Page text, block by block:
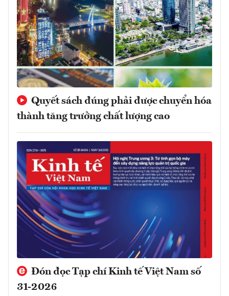
Quyết sách đúng phải được chuyển hóa
thành tăng trưởng chất lượng cao
Đón đọc Tạp chí Kinh tế Việt Nam số
31-2026